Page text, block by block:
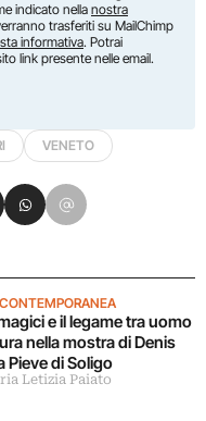
indicato nella nostra
trasferiti su MailChimp
informativa. Potrai
link presente nelle email.
VENETO
e il legame tra uomo
nella mostra di Denis
Pieve di Soligo
Letizia Paiato
LinkedIn
su Pinterest
Condividi su WhatsApp
Condividi su Email